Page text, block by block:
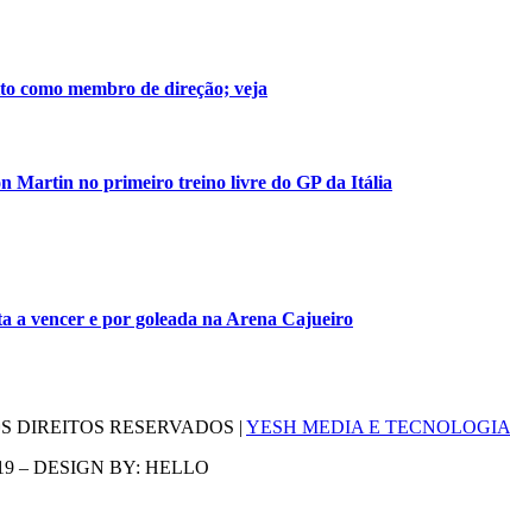
como membro de direção; veja
Martin no primeiro treino livre do GP da Itália
a vencer e por goleada na Arena Cajueiro
DIREITOS RESERVADOS | YESH MEDIA E TECNOLOGIA
– DESIGN BY: HELLO